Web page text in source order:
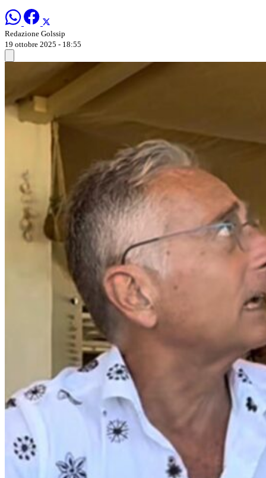
Redazione Golssip
19 ottobre 2025 - 18:55